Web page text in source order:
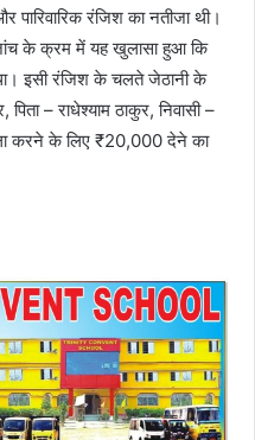
पारिवारिक रंजिश का नतीजा थी।
के क्रम में यह खुलासा हुआ कि
इसी रंजिश के चलते जेठानी के
– राधेश्याम ठाकुर, निवासी –
करने के लिए ₹20,000 देने का